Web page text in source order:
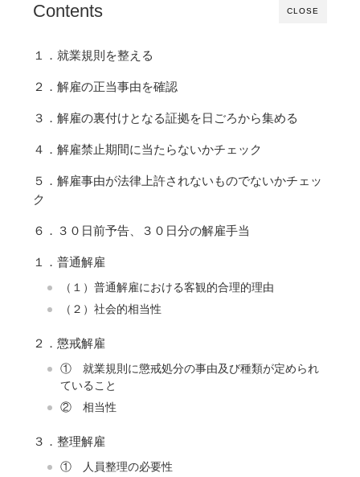
CLOSE
Contents
１．就業規則を整える
２．解雇の正当事由を確認
３．解雇の裏付けとなる証拠を日ごろから集める
４．解雇禁止期間に当たらないかチェック
５．解雇事由が法律上許されないものでないかチェッ
ク
６．３０日前予告、３０日分の解雇手当
１．普通解雇
（１）普通解雇における客観的合理的理由
（２）社会的相当性
２．懲戒解雇
① 就業規則に懲戒処分の事由及び種類が定められ
ていること
② 相当性
３．整理解雇
① 人員整理の必要性